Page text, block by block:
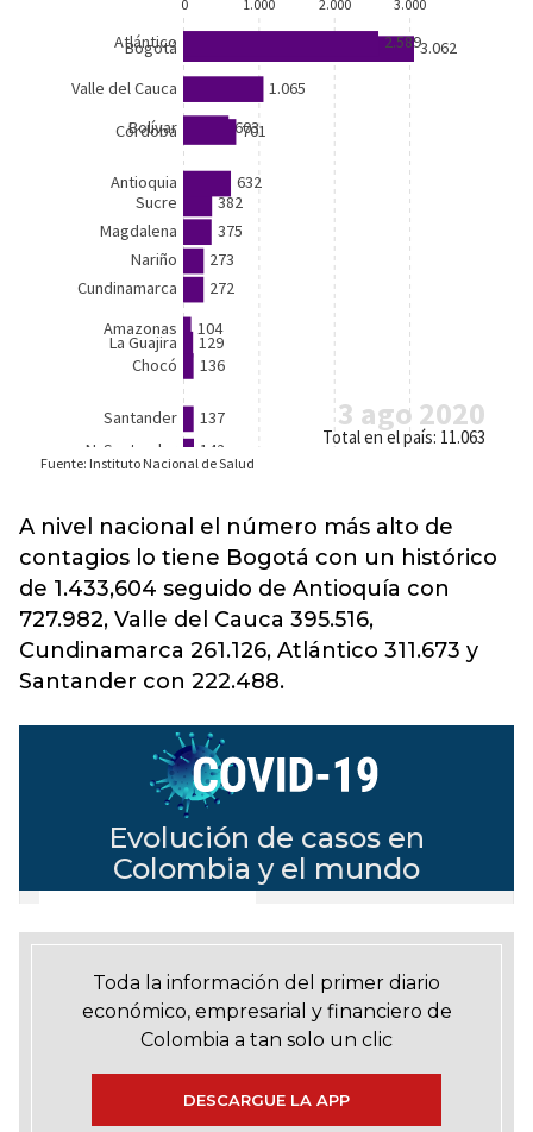
A nivel nacional el número más alto de
contagios lo tiene Bogotá con un histórico
de 1.433,604 seguido de Antioquía con
727.982, Valle del Cauca 395.516,
Cundinamarca 261.126, Atlántico 311.673 y
Santander con 222.488.
Toda la información del primer diario
económico, empresarial y financiero de
Colombia a tan solo un clic
DESCARGUE LA APP